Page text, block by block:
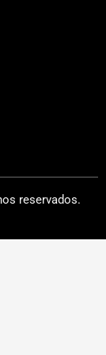
reservados.